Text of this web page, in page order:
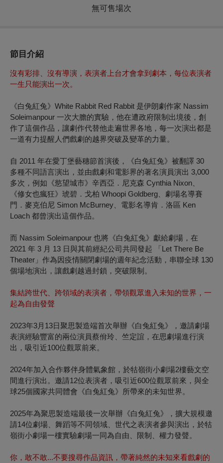
無可售場次
節目介紹
沒有彩排、沒有導演，表演者上台才會拿到劇本，每位表演者
一生只能演出一次。
《白兔紅兔》White Rabbit Red Rabbit 是伊朗劇作家 Nassim
Soleimanpour 一次大膽的實驗，他在遭政府限制出境後，創
作了這個作品，讓劇作代替他走遍世界各地，每一次演出都是
一道有力提醒人們戲劇的越界突破及變革的力量。
自 2011 年在愛丁堡藝穗節首演後，《白兔紅兔》被翻譯 30
多種不同語言演出，並由戲劇和電影界的著名演員演出 3,000
多次，例如《慾望城市》辛西亞．尼克森 Cynthia Nixon、
《修女也瘋狂》琥碧．戈柏 Whoopi Goldberg、劇場名導賽
門．麥克伯尼 Simon McBurney、電影名導肯．洛區 Ken
Loach 都曾演出這個作品。
而 Nassim Soleimanpour 也將《白兔紅兔》獻給劇場，在
2021 年 3 月 13 日與其前經紀公司共同發起 「Let There Be
Theater」作為因疫情關閉劇場的週年紀念活動，串聯全球 130
個場地演出，讓戲劇越過封鎖，突破限制。
集結跨世代、跨領域的表演者，帶領觀眾進入未知的世界，一
起為自由發聲
2023年3月13日聚思製造端首次舉辦《白兔紅兔》，邀請劇場
表演經驗豐富的兩位演員蔡佾玲、竺定誼，在思劇場進行演
出，吸引近100位觀眾前來。
2024年加入合作夥伴身體氣象館，於牯嶺街小劇場2樓藝文空
間進行演出。邀請12位表演者，吸引近600位觀眾前來，與全
球25個國家共同體會《白兔紅兔》所帶來的未知世界。
2025年為聚思製造端最後一次舉辦《白兔紅兔》，擴大規模邀
請14位劇場、舞蹈等不同領域、世代之表演者參與演出，於牯
嶺街小劇場一樓實驗劇場一同為自由、限制、權力發聲。
你，敢不敢...不要搜尋作品資訊，帶著純然的未知來看戲劇的